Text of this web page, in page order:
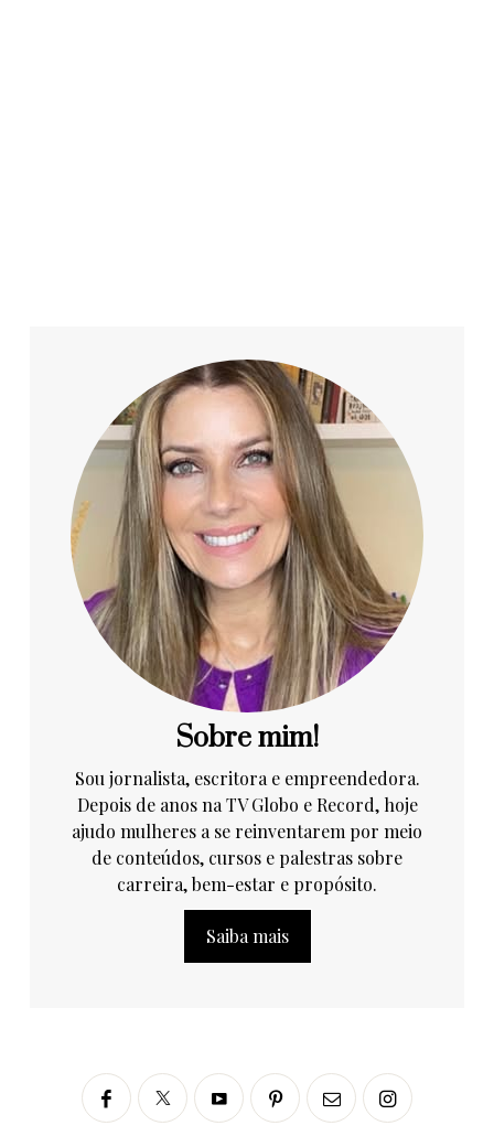
Sobre mim!
Sou jornalista, escritora e empreendedora.
Depois de anos na TV Globo e Record, hoje
ajudo mulheres a se reinventarem por meio
de conteúdos, cursos e palestras sobre
carreira, bem-estar e propósito.
Saiba mais